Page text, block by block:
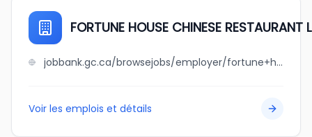
FORTUNE HOUSE CHINESE RESTAURANT
jobbank.gc.ca/browsejobs/employer/fortune+house+chinese+restaurant+ltd/ca
Voir les emplois et détails